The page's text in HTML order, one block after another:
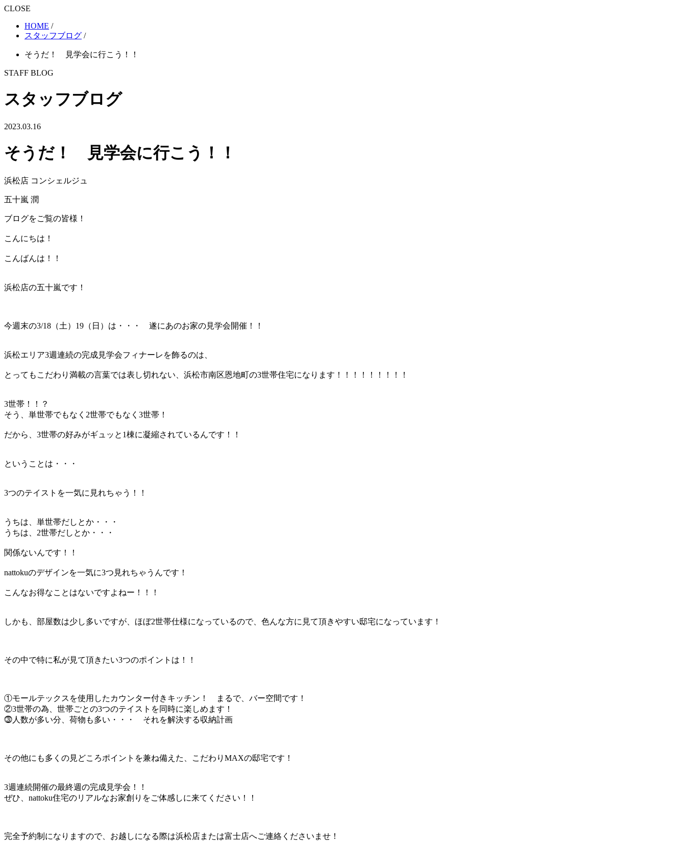
CLOSE
HOME /
スタッフブログ /
そうだ！ 見学会に行こう！！
STAFF BLOG
スタッフブログ
2023.03.16
そうだ！ 見学会に行こう！！
浜松店 コンシェルジュ
五十嵐 潤
ブログをご覧の皆様！
こんにちは！
こんばんは！！
浜松店の五十嵐です！
今週末の3/18（土）19（日）は・・・ 遂にあのお家の見学会開催！！
浜松エリア3週連続の完成見学会フィナーレを飾るのは、
とってもこだわり満載の言葉では表し切れない、浜松市南区恩地町の3世帯住宅になります！！！！！！！！！
3世帯！！？
そう、単世帯でもなく2世帯でもなく3世帯！
だから、3世帯の好みがギュッと1棟に凝縮されているんです！！
ということは・・・
3つのテイストを一気に見れちゃう！！
うちは、単世帯だしとか・・・
うちは、2世帯だしとか・・・
関係ないんです！！
nattokuのデザインを一気に3つ見れちゃうんです！
こんなお得なことはないですよねー！！！
しかも、部屋数は少し多いですが、ほぼ2世帯仕様になっているので、色んな方に見て頂きやすい邸宅になっています！
その中で特に私が見て頂きたい3つのポイントは！！
①モールテックスを使用したカウンター付きキッチン！ まるで、バー空間です！
②3世帯の為、世帯ごとの3つのテイストを同時に楽しめます！
⓷人数が多い分、荷物も多い・・・ それを解決する収納計画
その他にも多くの見どころポイントを兼ね備えた、こだわりMAXの邸宅です！
3週連続開催の最終週の完成見学会！！
ぜひ、nattoku住宅のリアルなお家創りをご体感しに来てください！！
完全予約制になりますので、お越しになる際は浜松店または富士店へご連絡くださいませ！